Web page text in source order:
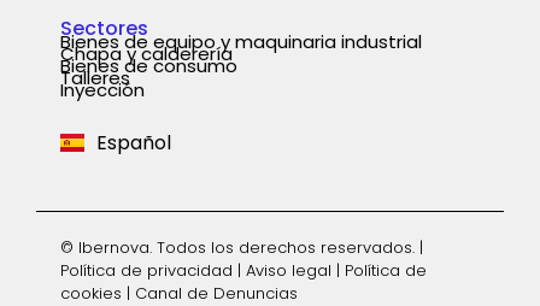
Sectores
Bienes de equipo y maquinaria industrial
Chapa y calderería
Bienes de consumo
Talleres
Inyección
Español
Português
English
Deutsch
© Ibernova. Todos los derechos reservados. |
Política de privacidad | Aviso legal | Política de
cookies | Canal de Denuncias